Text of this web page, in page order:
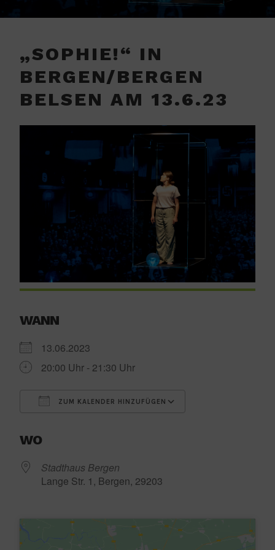
„SOPHIE!“ IN
BERGEN/BERGEN
BELSEN AM 13.6.23
WANN
13.06.2023
20:00 Uhr - 21:30 Uhr
ZUM KALENDER HINZUFÜGEN
WO
Stadthaus Bergen
Lange Str. 1, Bergen, 29203